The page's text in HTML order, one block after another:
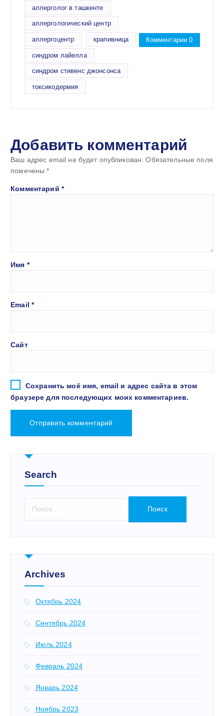
аллерголог в ташкенте
аллергологический центр
аллергоцентр крапивница
синдром лайелла
синдром стивенс джонсонса
токсикодермия
Комментарии 0
Добавить комментарий
Ваш адрес email не будет опубликован. Обязательные поля
помечены*
Комментарий *
Имя *
Email *
Сайт
Сохранить моё имя, email и адрес сайта в этом
браузере для последующих моих комментариев.
Search
т
:
Archives
Октябрь 2024
Сентябрь 2024
Июль 2024
Февраль 2024
Январь 2024
Ноябрь 2023